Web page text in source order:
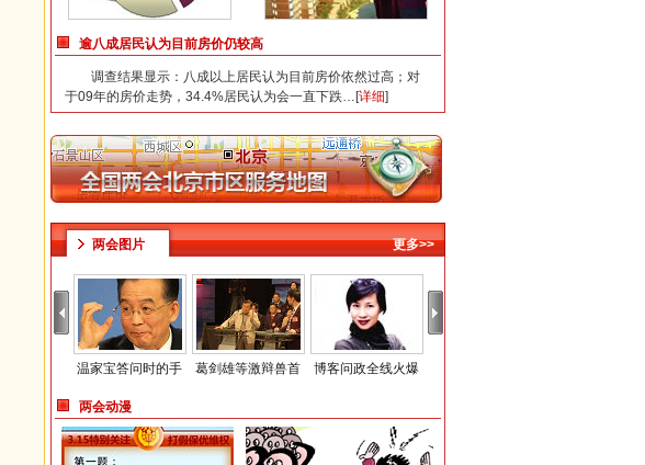
逾八成居民认为目前房价仍较高
调查结果显示：八成以上居民认为目前房价依然过高；对
于09年的房价走势，34.4%居民认为会一直下跌…[详细]
两会图片 更多>>
温家宝答问时的手 葛剑雄等激辩兽首 博客问政全线火爆
两会动漫